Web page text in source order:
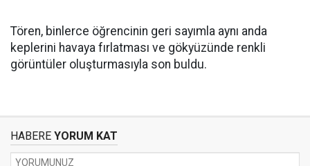
Tören, binlerce öğrencinin geri sayımla aynı anda
keplerini havaya fırlatması ve gökyüzünde renkli
görüntüler oluşturmasıyla son buldu.
HABERE YORUM KAT